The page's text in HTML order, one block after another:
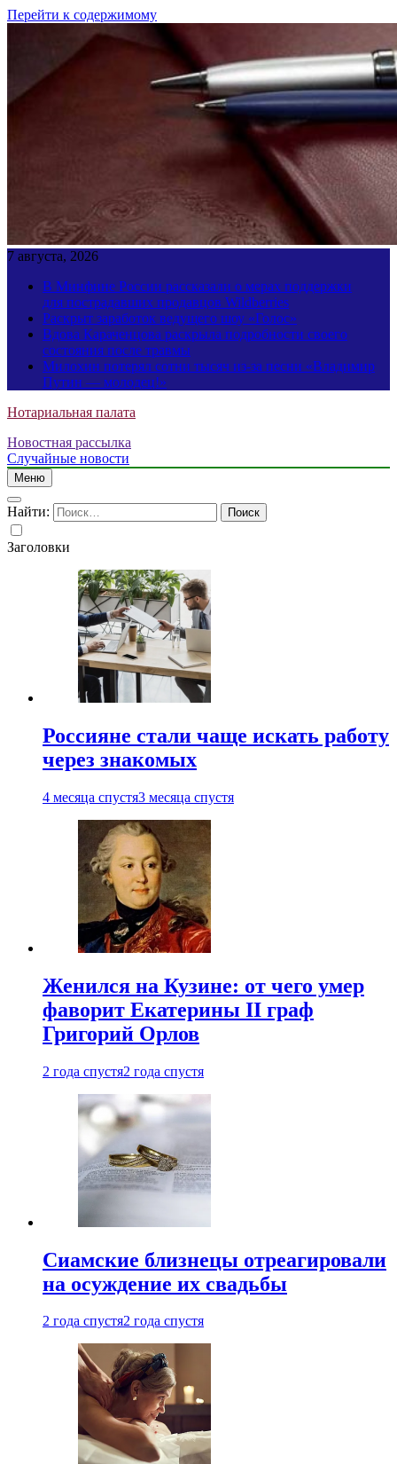
Перейти к содержимому
7 августа, 2026
В Минфине России рассказали о мерах поддержки
для пострадавших продавцов Wildberries
Раскрыт заработок ведущего шоу «Голос»
Вдова Караченцова раскрыла подробности своего
состояния после травмы
Милохин потерял сотни тысяч из-за песни «Владимир
Путин — молодец!»
Нотариальная палата
Новостная рассылка
Случайные новости
Меню
Найти:
Заголовки
Россияне стали чаще искать работу
через знакомых
4 месяца спустя3 месяца спустя
Женился на Кузине: от чего умер
фаворит Екатерины II граф
Григорий Орлов
2 года спустя2 года спустя
Cиамские близнецы отреагировали
на осуждение их свадьбы
2 года спустя2 года спустя